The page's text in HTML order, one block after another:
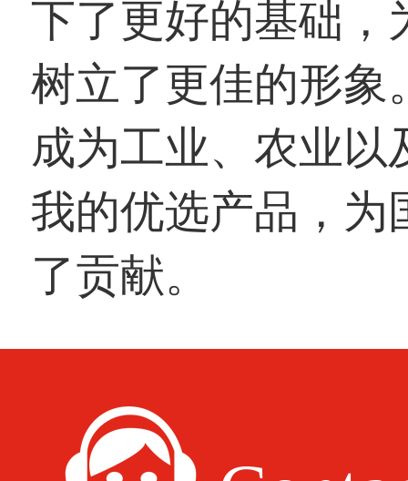
下了更好的基础，
树立了更佳的形象
成为工业、农业以
我的优选产品，为
了贡献。